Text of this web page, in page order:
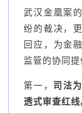
武汉金凰案
纷的裁决，
回应，为金
监管的协同提
第一， 司法
透式审查红线